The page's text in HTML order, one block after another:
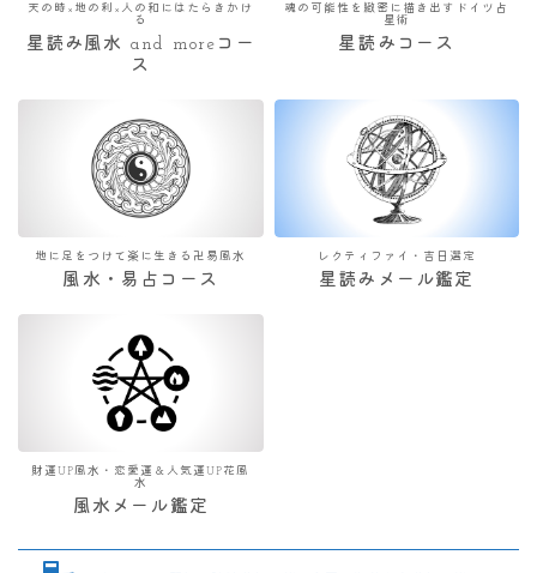
天の時×地の利×人の和にはたらきかけ
る
星読み風水 and moreコー
ス
魂の可能性を緻密に描き出すドイツ占
星術
星読みコース
地に足をつけて楽に生きる卍易風水
風水・易占コース
レクティファイ・吉日選定
星読みメール鑑定
財運UP風水・恋愛運＆人気運UP花風
水
風水メール鑑定